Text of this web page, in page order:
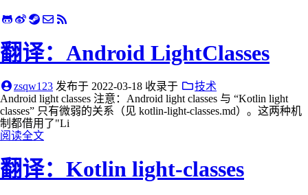
翻译：Android LightClasses
zsqw123 发布于 2022-03-18 收录于
技术
Android light classes 注意：Android light classes 与 “Kotlin light
classes” 只有微弱的关系（见 kotlin-light-classes.md）。这两种机
制都借用了"Li
阅读全文
翻译：Kotlin light-classes